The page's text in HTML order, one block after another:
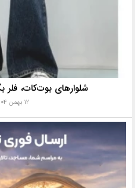
شلوارهای بوت‌کات،
۱۲ بهمن ۱۴۰۴ - ۲۱:۴۴